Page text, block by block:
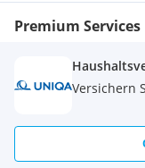
Premium Services
Versichern